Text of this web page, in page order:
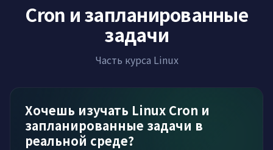
Cron и запланированные
задачи
Часть курса Linux
Хочешь изучать Linux Cron и
запланированные задачи в
реальной среде?